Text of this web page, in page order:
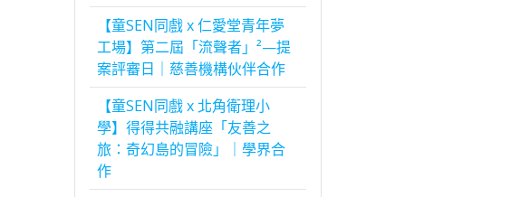
【童SEN同戲 x 仁愛堂青年夢
工場】第二屆「流聲者」²—提
案評審日｜慈善機構伙伴合作
【童SEN同戲 x 北角衛理小
學】得得共融講座「友善之
旅：奇幻島的冒險」｜學界合
作